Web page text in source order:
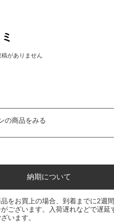
がありません
の商品をみる
納期について
をお買上の場合、到着までに2週
ございます。入荷遅れなどで遅
います。